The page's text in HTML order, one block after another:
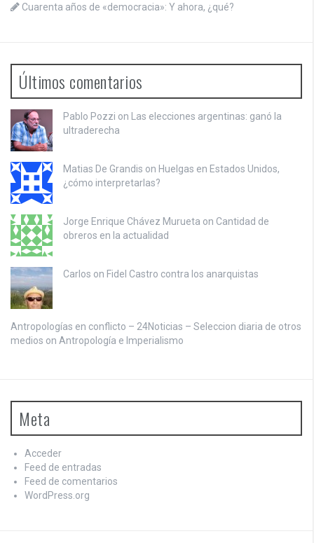
Cuarenta años de «democracia»: Y ahora, ¿qué?
Últimos comentarios
Pablo Pozzi on
Las elecciones argentinas: ganó la
ultraderecha
Matias De Grandis on Huelgas en Estados Unidos,
¿cómo interpretarlas?
Jorge Enrique Chávez Murueta on Cantidad de
obreros en la actualidad
Carlos on Fidel Castro contra los anarquistas
Antropologías en conflicto – 24Noticias – Seleccion diaria de otros
medios on Antropología e Imperialismo
Meta
Acceder
Feed de entradas
Feed de comentarios
WordPress.org